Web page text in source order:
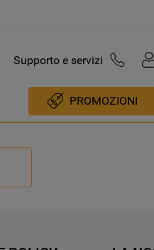
Supporto e servizi
PROMOZIONI